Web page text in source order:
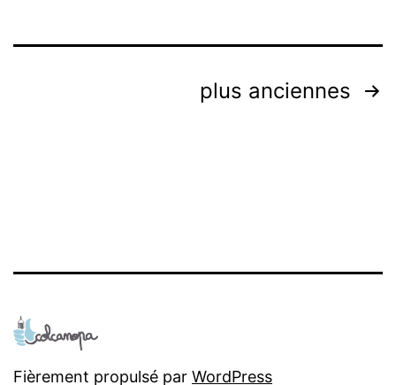
plus anciennes
Fièrement propulsé par WordPress